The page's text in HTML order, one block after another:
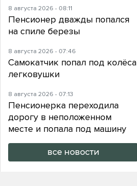
8 августа 2026 - 08:11
Пенсионер дважды попался
на спиле березы
8 августа 2026 - 07:46
Самокатчик попал под колёса
легковушки
8 августа 2026 - 07:13
Пенсионерка переходила
дорогу в неположенном
месте и попала под машину
все новости